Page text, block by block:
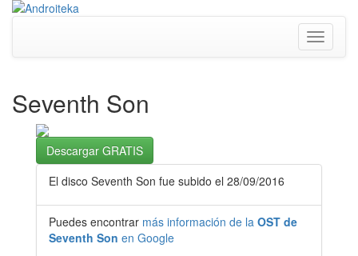
Toggle
Seventh Son
Descargar GRATIS
El disco Seventh Son fue subido el 28/09/2016
Puedes encontrar más información de la OST de
Seventh Son en Google